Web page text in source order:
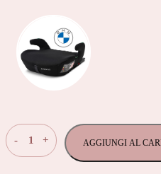
-
Osann
Junior
+ AGGIUNGI AL